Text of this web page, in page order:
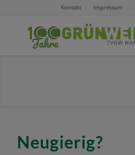
Kontakt Impressum
Neugierig?